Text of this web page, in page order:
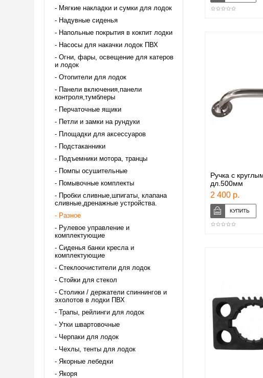
Мягкие накладки и сумки для лодок
Надувные сиденья
Напольные покрытия в кокпит лодки
Насосы для накачки лодок ПВХ
Огни, фары, освещение для катеров
и лодок
Отопители для лодок
Панели включения,панели
контроля,тумблеры
Перчаточные ящики
Петли и замки на рундуки
Площадки для аксессуаров
Подстаканники
Подъемники мотора, транцы
Помпы осушительные
Помывочные комплекты
Пробки сливные,шпигаты, клапана
сливные,дренажные устройства.
Разное
Рулевое управление и
комплектующие
Сиденья банки кресла и
комплектующие
Стеклоочистители для лодок
Стойки для стекол
Столики / держатели спиннингов и
эхолотов в лодки ПВХ
Трапы, рейлинги для лодок
Утки швартовочные
Черпаки для лодок
Чехлы, тенты для лодок
Якорные лебедки
Якоря
Ручка с
дл.500мм
2 400 р.